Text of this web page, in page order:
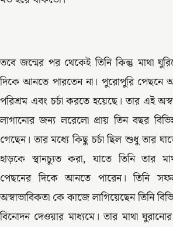
তবে জন্মের পর থেকেই তিনি কিন্তু মাথা
দিকে আনতে পারতেন না। পুরোপুরি
পরিশ্রম এবং চর্চা করতে হয়েছে। তার এই
লাগানোর জন্য লরেলো প্রায় তিন বছর
গেছেন। তার মধ্যে কিছু চর্চা ছিল শুধু তার
হাড়কে স্থানচ্যুত করা, যাতে তিনি তার
পেছনের দিকে আনতে পারেন। তিনি
অস্বাভাবিকতা কে কাজে লাগিয়েছেন তিনি
বিনোদন দেওয়ার মাধ্যমে। তার মাথা